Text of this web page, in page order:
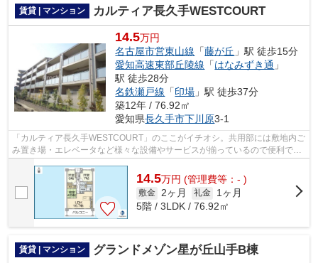
賃貸 | マンション カルティア長久手WESTCOURT
14.5万円
名古屋市営東山線 「藤が丘 」駅 徒歩15分
愛知高速東部丘陵線 「はなみずき通 」
駅 徒歩28分
名鉄瀬戸線 「印場 」駅 徒歩37分
築12年 / 76.92㎡
愛知県長久手市下川原3-1
「カルティア長久手WESTCOURT」のここがイチオシ。共用部には敷地内ご
み置き場・エレベータなど様々な設備やサービスが揃っているので便利で
す。付近にある2つの駅は、用途や行き先に...
14.5万円 (管理費等：- )
敷金 2ヶ月 礼金
1ヶ月
5階 / 3LDK / 76.92㎡
賃貸 | マンション グランドメゾン星が丘山手B棟